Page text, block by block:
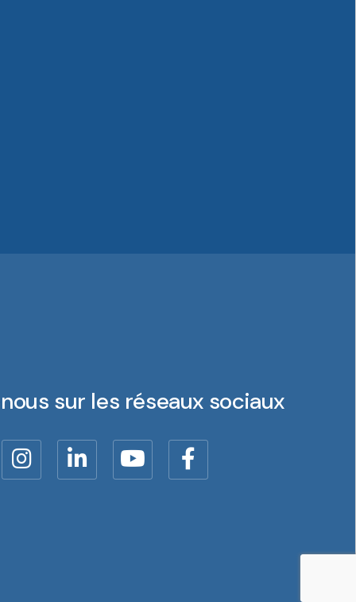
sur les réseaux sociaux